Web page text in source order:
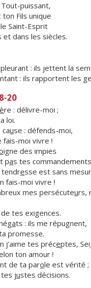
puissant,
ton Fils unique
Saint-Esprit
dans les siècles.
: ils jettent la
: ils rapportent les
20
ère : délivre-moi ;
loi.
use : défends-moi,
fais-moi vivre !
igne des impies
pas tes
tendresse est sans
n fais-moi vivre !
mes persécuteurs,
tes exigences.
ats : ils me répugnent,
promesse.
j’aime tes préceptes,
ton amour !
de ta parole est vérité ;
justes décisions.